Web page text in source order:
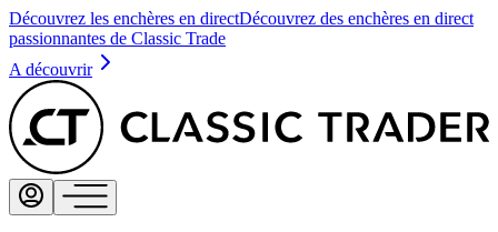
Découvrez les enchères en directDécouvrez des enchères en direct
passionnantes de Classic Trade
A découvrir